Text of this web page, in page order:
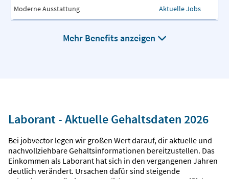
Moderne Ausstattung Aktuelle Jobs
Mehr Benefits anzeigen
Laborant - Aktuelle Gehaltsdaten 2026
Bei jobvector legen wir großen Wert darauf, dir aktuelle und
nachvollziehbare Gehaltsinformationen bereitzustellen. Das
Einkommen als Laborant hat sich in den vergangenen Jahren
deutlich verändert. Ursachen dafür sind steigende